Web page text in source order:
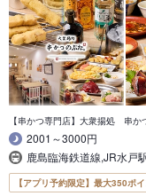
【串かつ専門店】大衆揚処 串か
2001～3000円
鹿島臨海鉄道線,JR水戸
【アプリ予約限定】最大350ポ